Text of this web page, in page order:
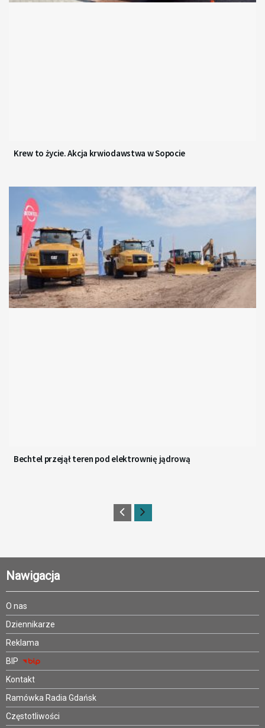
Krew to życie. Akcja krwiodawstwa w Sopocie
Bechtel przejął teren pod elektrownię jądrową
Nawigacja
O nas
Dziennikarze
Reklama
BIP
Kontakt
Ramówka Radia Gdańsk
Częstotliwości